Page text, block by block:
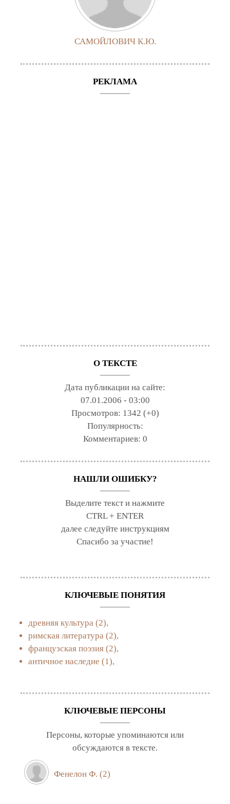
САМОЙЛОВИЧ К.Ю.
РЕКЛАМА
О ТЕКСТЕ
Дата публикации на сайте:
07.01.2006 - 03:00
Просмотров: 1342 (+0)
Популярность:
Комментариев: 0
НАШЛИ ОШИБКУ?
Выделите текст и нажмите
CTRL + ENTER
далее следуйте инструкциям
Спасибо за участие!
КЛЮЧЕВЫЕ ПОНЯТИЯ
древняя культура (2),
римская литература (2),
французская поэзия (2),
античное наследие (1),
КЛЮЧЕВЫЕ ПЕРСОНЫ
Персоны, которые упоминаются или
обсуждаются в тексте.
Фенелон Ф. (2)